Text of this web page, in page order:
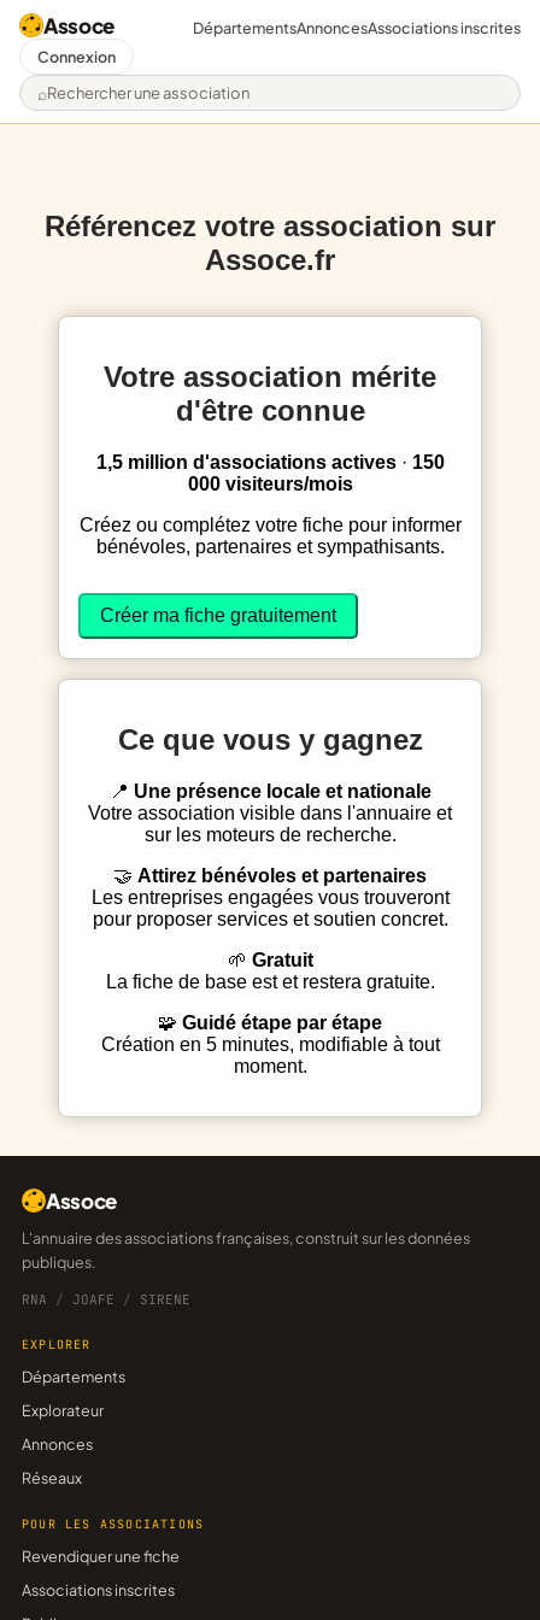
Assoce
Rechercher une association
DépartementsAnnoncesAssociations inscrites
Connexion
Référencez votre association sur
Assoce.fr
Votre association mérite
d'être connue
1,5 million d'associations actives· 150
000 visiteurs/mois
Créez ou complétez votre fiche pour informer
bénévoles, partenaires et sympathisants.
Créer ma fiche gratuitement
Ce que vous y gagnez
Une présence locale et nationale
Votre association visible dans l'annuaire et
sur les moteurs de recherche.
Attirez bénévoles et partenaires
Les entreprises engagées vous trouveront
pour proposer services et soutien concret.
Gratuit
La fiche de base est et restera gratuite.
Guidé étape par étape
Création en 5 minutes, modifiable à tout
moment.
Assoce
L'annuaire des associations françaises, construit sur les données
publiques.
RNA / JOAFE / SIRENE
EXPLORER
Départements
Explorateur
Annonces
Réseaux
POUR LES ASSOCIATIONS
Revendiquer une fiche
Associations inscrites